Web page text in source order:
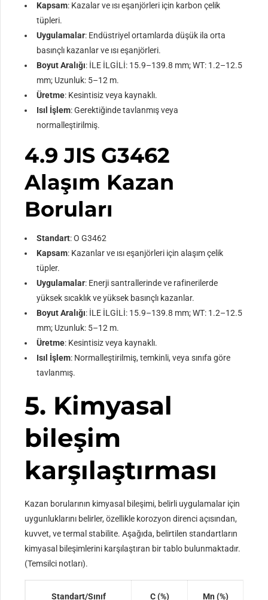
Kapsam: Kazalar ve ısı eşanjörleri için karbon çelik
tüpleri.
Uygulamalar: Endüstriyel ortamlarda düşük ila orta
basınçlı kazanlar ve ısı eşanjörleri.
Boyut Aralığı: İLE İLGİLİ: 15.9–139.8 mm; WT: 1.2–12.5
mm; Uzunluk: 5–12 m.
Üretme: Kesintisiz veya kaynaklı.
Isıl İşlem: Gerektiğinde tavlanmış veya
normalleştirilmiş.
4.9 JIS G3462
Alaşım Kazan
Boruları
Standart: O G3462
Kapsam: Kazanlar ve ısı eşanjörleri için alaşım çelik
tüpler.
Uygulamalar: Enerji santrallerinde ve rafinerilerde
yüksek sıcaklık ve yüksek basınçlı kazanlar.
Boyut Aralığı: İLE İLGİLİ: 15.9–139.8 mm; WT: 1.2–12.5
mm; Uzunluk: 5–12 m.
Üretme: Kesintisiz veya kaynaklı.
Isıl İşlem: Normalleştirilmiş, temkinli, veya sınıfa göre
tavlanmış.
5. Kimyasal
bileşim
karşılaştırması
Kazan borularının kimyasal bileşimi, belirli uygulamalar için
uygunluklarını belirler, özellikle korozyon direnci açısından,
kuvvet, ve termal stabilite. Aşağıda, belirtilen standartların
kimyasal bileşimlerini karşılaştıran bir tablo bulunmaktadır.
(Temsilci notları).
Standart/Sınıf C (%) Mn (%)